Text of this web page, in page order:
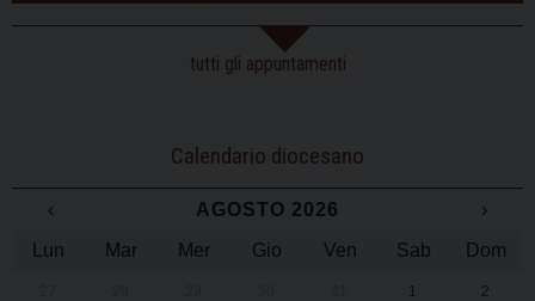
tutti gli appuntamenti
Calendario diocesano
‹ AGOSTO 2026
›
Lun
Mar Mer Gio Ven Sab Dom
1 2